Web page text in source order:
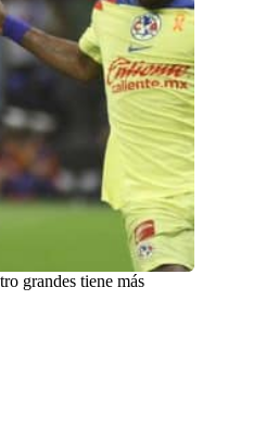
grandes tiene más